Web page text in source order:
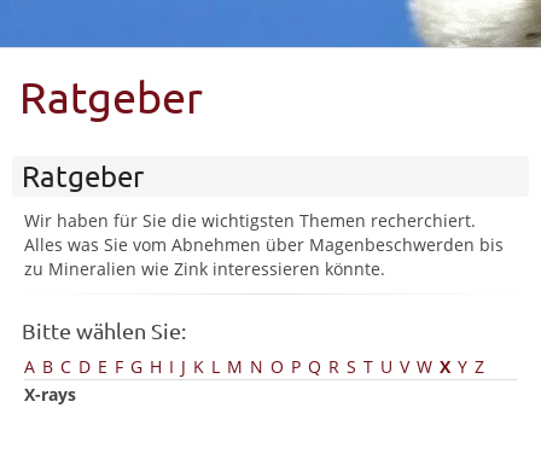
Ratgeber
Ratgeber
Wir haben für Sie die wichtigsten Themen recherchiert.
Alles was Sie vom Abnehmen über Magenbeschwerden bis
zu Mineralien wie Zink interessieren könnte.
Bitte wählen Sie:
A B C D E F G H I J K L M N O P Q R S T U V W X Y Z
X-rays